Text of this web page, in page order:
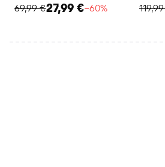
69,99 €27,99 €−60%